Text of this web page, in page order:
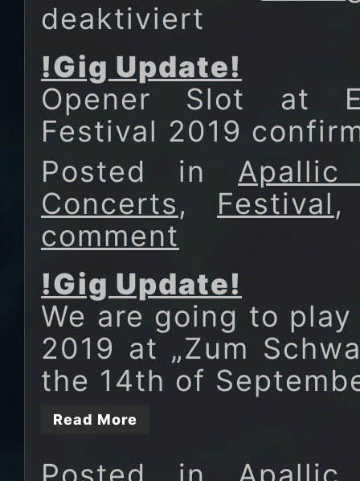
deaktiviert
of
the
Unhallowed
!Gig Update!
Opener Slot at
Festival 2019
Posted in
Concerts, Festival
comment
!Gig Update!
We are going to
2019 at „Zum
the 14th of
Read More